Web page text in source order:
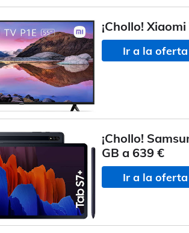
¡Chollo!
Ir a la oferta
¡Chollo!
GB a 639 €
Ir a la oferta